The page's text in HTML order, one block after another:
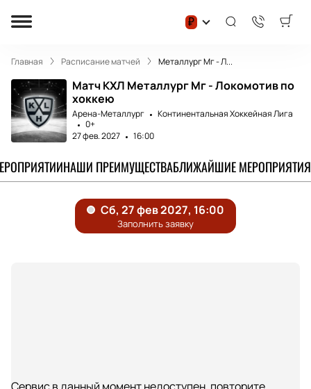
₽
Главная Расписание матчей Металлург Мг - Л...
Матч КХЛ Металлург Мг - Локомотив по
хоккею
Арена-Металлург
Континентальная Хоккейная Лига
0+
27 фев. 2027
16:00
НАШИ ПРЕИМУЩЕСТВАБЛИЖАЙШИЕ МЕРОПРИЯТИЯ